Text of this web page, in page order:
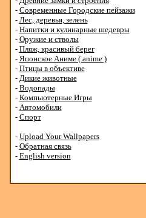
- Современные Городские пейзажи
- Лес, деревья, зелень
- Напитки и кулинарные шедевры
- Оружие и стволы
- Пляж, красивый берег
- Японское Аниме ( anime )
- Птицы в объективе
- Дикие животные
- Водопады
- Компьютерные Игры
- Автомобили
- Спорт
- Upload Your Wallpapers
- Обратная связь
- English version